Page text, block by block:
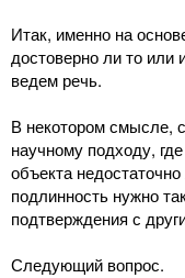
Итак, именно на
достоверно ли то или
ведем речь.
В некотором смысле,
научному подходу,
объекта
подлинность нужно
подтверждения с
Следующий вопрос.